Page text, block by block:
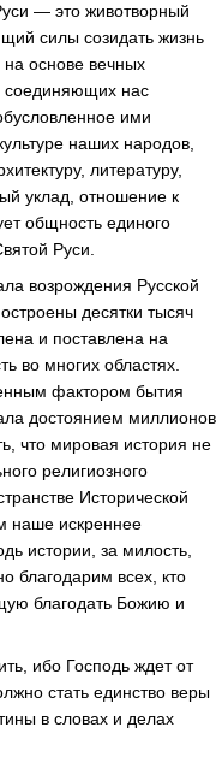
— это животворный
силы созидать жизнь
на основе вечных
соединяющих нас
ими
наших народов,
литературу,
уклад, отношение к
общность единого
Руси.
возрождения Русской
десятки тысяч
и поставлена на
во многих областях.
фактором бытия
достоянием миллионов
что мировая история не
религиозного
Исторической
наше искреннее
истории, за милость,
благодарим всех, кто
благодать Божию и
ибо Господь ждет от
стать единство веры
в словах и делах